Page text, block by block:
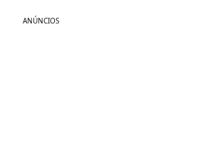
ANÚNCIOS